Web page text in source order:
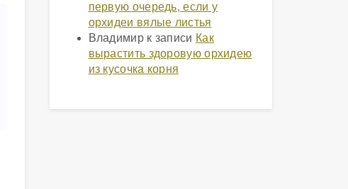
первую очередь, если у
орхидеи вялые листья
Владимирк записи Как
вырастить здоровую орхидею
из кусочка корня